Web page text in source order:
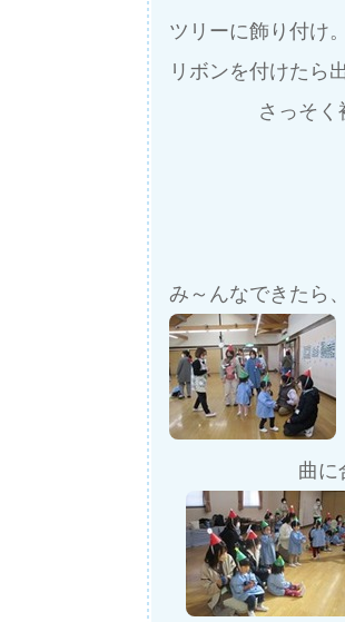
ツリーに飾り付け
リボンを付けたら
さっそ
み～んなできたら
曲に